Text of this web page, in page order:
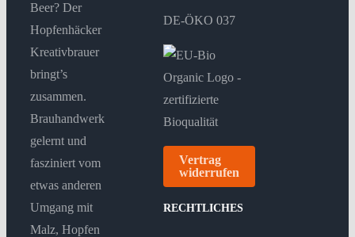
Beer? Der
Hopfenhäcker
Kreativbrauer
bringt’s
zusammen.
Brauhandwerk
gelernt und
fasziniert vom
etwas anderen
Umgang mit
Malz, Hopfen
DE-ÖKO 037
Vertrag
widerrufen
RECHTLICHES